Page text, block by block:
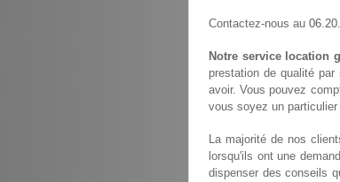
Contactez-nous au
Notre service location
prestation de qualité
avoir. Vous pouvez
vous soyez un
La majorité de nos
lorsqu'ils ont une
dispenser des conseils